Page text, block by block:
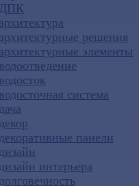
ДПК
архитектура
архитектурные решения
архитектурные элементы
водоотведение
водосток
водосточная система
дача
декор
декоративные панели
дизайн
дизайн интерьера
долговечность